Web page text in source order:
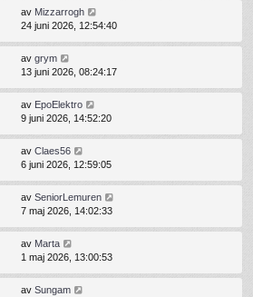
av Mizzarrogh
24 juni 2026, 12:54:40
av grym
13 juni 2026, 08:24:17
av EpoElektro
9 juni 2026, 14:52:20
av Claes56
6 juni 2026, 12:59:05
av SeniorLemuren
7 maj 2026, 14:02:33
av Marta
1 maj 2026, 13:00:53
av Sungam